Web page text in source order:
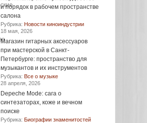
и порядок в рабочем пространстве
салона
Рубрика: Новости киноиндустрии
18 мая, 2026
Магазин гитарных аксессуаров
при мастерской в Санкт-
Петербурге: пространство для
музыкантов и их инструментов
Рубрика: Все о музыке
28 апреля, 2026
Depeche Mode: сага о
синтезаторах, коже и вечном
поиске
Рубрика: Биографии знаменитостей